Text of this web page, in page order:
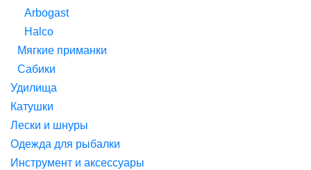
Arbogast
Halco
Мягкие приманки
Сабики
Удилища
Катушки
Лески и шнуры
Одежда для рыбалки
Инструмент и аксессуары